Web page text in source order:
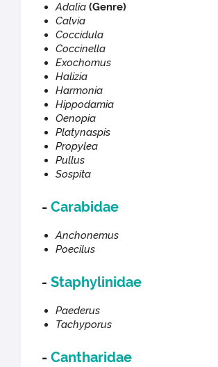
Adalia(Genre)
Calvia
Coccidula
Coccinella
Exochomus
Halizia
Harmonia
Hippodamia
Oenopia
Platynaspis
Propylea
Pullus
Sospita
-Carabidae
Anchonemus
Poecilus
-Staphylinidae
Paederus
Tachyporus
-Cantharidae